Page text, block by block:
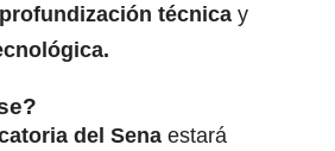
técnica y
del Sena estará